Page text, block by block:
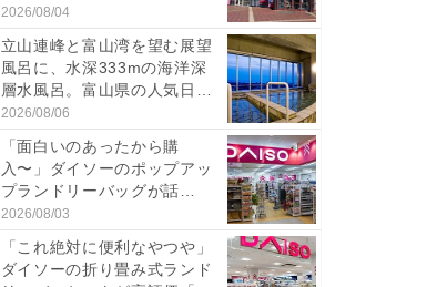
道...
2026/08/04
立山連峰と富山湾を望む展望
風呂に、水深333mの海洋深
層水風呂。富山県の人気日
帰...
2026/08/06
「面白いのあったから購
入〜」ダイソーのポップアッ
プランドリーバッグが話
題。“さま...
2026/08/03
「これ絶対に便利なやつや」
ダイソーの折り畳み式ランド